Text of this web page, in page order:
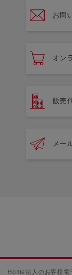
お問
オン
販売
メー
Home法人のお客様 電